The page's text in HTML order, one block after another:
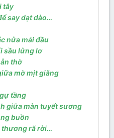
tây
say dạt dào…
nửa mái đầu
sầu lửng lơ
thờ
mờ mịt giăng
tầng
giữa màn tuyết sương
buồn
thương rã rời…